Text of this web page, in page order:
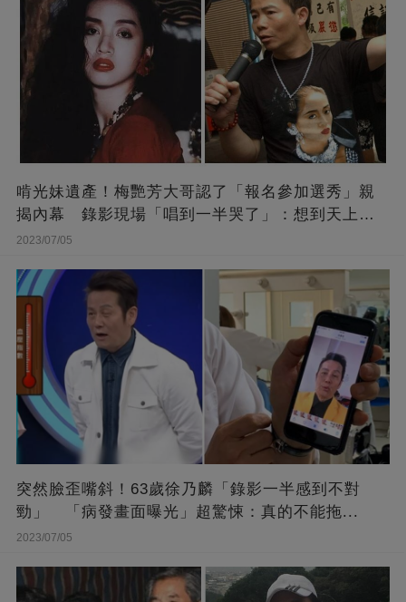
啃光妹遺產！梅艷芳大哥認了「報名參加選秀」親
揭內幕 錄影現場「唱到一半哭了」：想到天上的
她
2023/07/05
突然臉歪嘴斜！63歲徐乃麟「錄影一半感到不對
勁」 「病發畫面曝光」超驚悚：真的不能拖...
2023/07/05